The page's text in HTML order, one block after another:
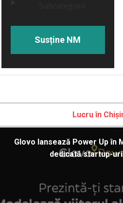
Susține NM
Lucru în
Glovo lansează Power Up în
dedicată startup-